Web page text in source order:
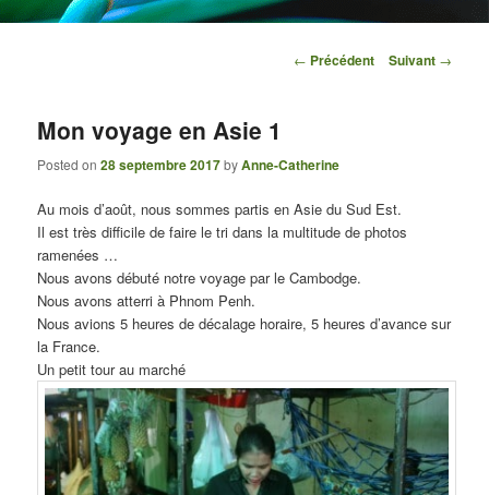
Navigation des articles
← Précédent Suivant →
Mon voyage en Asie 1
Posted on28 septembre 2017byAnne-Catherine
Au mois d’août, nous sommes partis en Asie du Sud Est.
Il est très difficile de faire le tri dans la multitude de photos
ramenées …
Nous avons débuté notre voyage par le Cambodge.
Nous avons atterri à Phnom Penh.
Nous avions 5 heures de décalage horaire, 5 heures d’avance sur
la France.
Un petit tour au marché